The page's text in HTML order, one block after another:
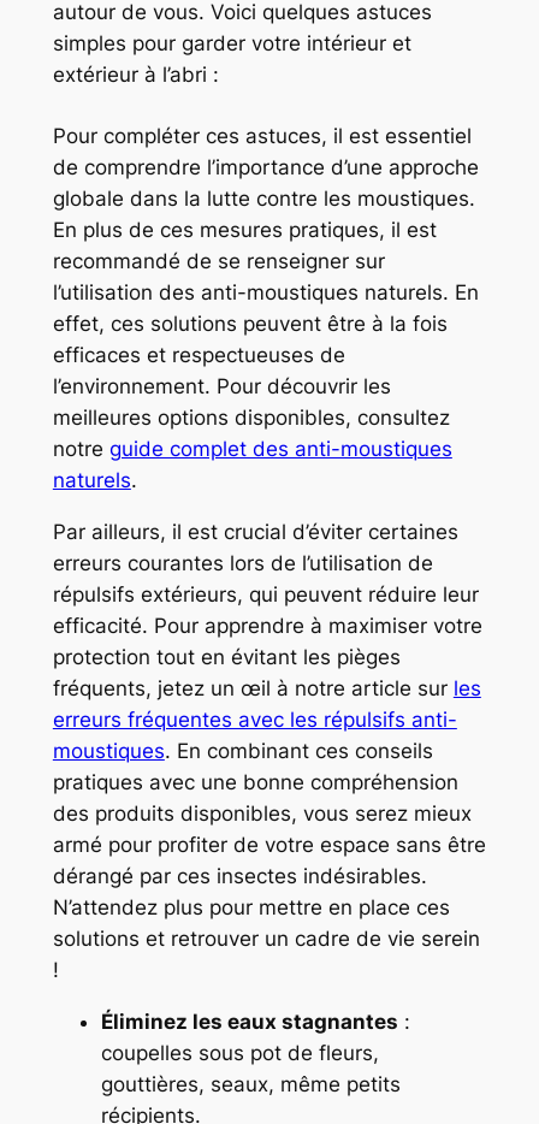
autour de vous. Voici quelques astuces
simples pour garder votre intérieur et
extérieur à l’abri :
Pour compléter ces astuces, il est essentiel
de comprendre l’importance d’une approche
globale dans la lutte contre les moustiques.
En plus de ces mesures pratiques, il est
recommandé de se renseigner sur
l’utilisation des anti-moustiques naturels. En
effet, ces solutions peuvent être à la fois
efficaces et respectueuses de
l’environnement. Pour découvrir les
meilleures options disponibles, consultez
notre guide complet des anti-moustiques
naturels.
Par ailleurs, il est crucial d’éviter certaines
erreurs courantes lors de l’utilisation de
répulsifs extérieurs, qui peuvent réduire leur
efficacité. Pour apprendre à maximiser votre
protection tout en évitant les pièges
fréquents, jetez un œil à notre article sur les
erreurs fréquentes avec les répulsifs anti-
moustiques. En combinant ces conseils
pratiques avec une bonne compréhension
des produits disponibles, vous serez mieux
armé pour profiter de votre espace sans être
dérangé par ces insectes indésirables.
N’attendez plus pour mettre en place ces
solutions et retrouver un cadre de vie serein
!
Éliminez les eaux stagnantes :
coupelles sous pot de fleurs,
gouttières, seaux, même petits
récipients.